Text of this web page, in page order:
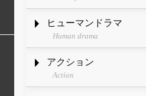
ヒューマンドラマ
Human drama
アクション
Action